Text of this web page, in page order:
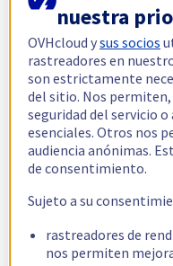
nuestra
OVHcloud ysus socios
rastreadores en
son estrictamente
del sitio. Nos
seguridad del servicio
esenciales. Otros nos
audiencia anónimas.
de consentimiento.
Sujeto a su
rastreadores de
nos permiten